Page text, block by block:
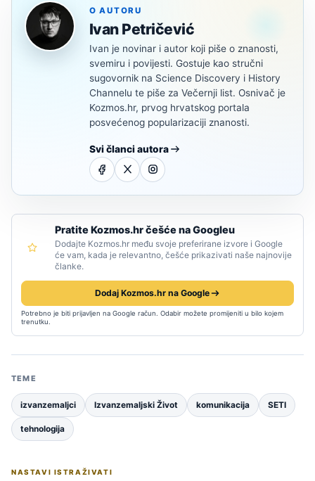
O AUTORU
Ivan Petričević
Ivan je novinar i autor koji piše o znanosti,
svemiru i povijesti. Gostuje kao stručni
sugovornik na Science Discovery i History
Channelu te piše za Večernji list. Osnivač je
Kozmos.hr, prvog hrvatskog portala
posvećenog popularizaciji znanosti.
Svi članci autora
Pratite Kozmos.hr češće na Googleu
Dodajte Kozmos.hr među svoje preferirane izvore i Google
će vam, kada je relevantno, češće prikazivati naše najnovije
članke.
Dodaj Kozmos.hr na Google
Potrebno je biti prijavljen na Google račun. Odabir možete promijeniti u bilo kojem
trenutku.
TEME
izvanzemaljci Izvanzemaljski Život komunikacija SETI
tehnologija
NASTAVI ISTRAŽIVATI